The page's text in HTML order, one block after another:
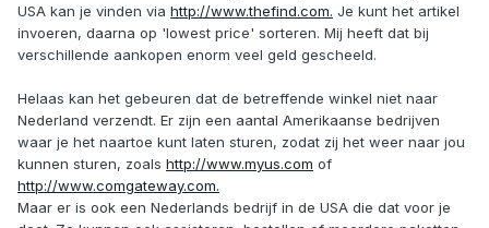
USA kan je vinden via http://www.thefind.com. Je kunt het artikel
invoeren, daarna op 'lowest price' sorteren. Mij heeft dat bij
verschillende aankopen enorm veel geld gescheeld.
Helaas kan het gebeuren dat de betreffende winkel niet naar
Nederland verzendt. Er zijn een aantal Amerikaanse bedrijven
waar je het naartoe kunt laten sturen, zodat zij het weer naar jou
kunnen sturen, zoals http://www.myus.com of
http://www.comgateway.com.
Maar er is ook een Nederlands bedrijf in de USA die dat voor je